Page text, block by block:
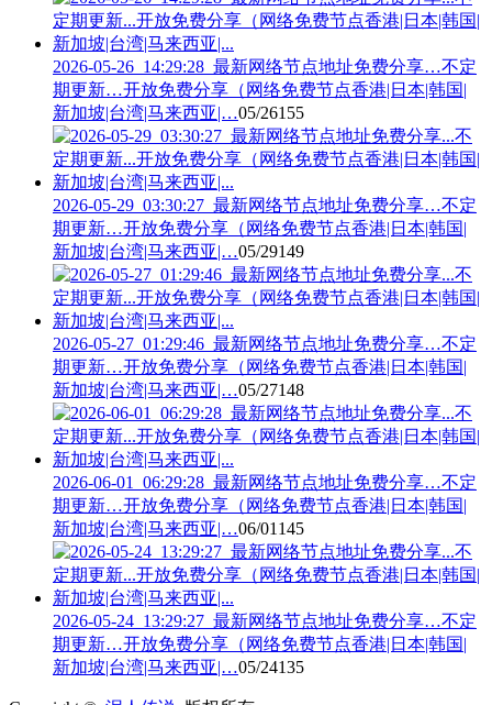
2026-05-26_14:29:28_最新网络节点地址免费分享…不定
期更新…开放免费分享（网络免费节点香港|日本|韩国|
新加坡|台湾|马来西亚|…05/26155
2026-05-29_03:30:27_最新网络节点地址免费分享…不定
期更新…开放免费分享（网络免费节点香港|日本|韩国|
新加坡|台湾|马来西亚|…05/29149
2026-05-27_01:29:46_最新网络节点地址免费分享…不定
期更新…开放免费分享（网络免费节点香港|日本|韩国|
新加坡|台湾|马来西亚|…05/27148
2026-06-01_06:29:28_最新网络节点地址免费分享…不定
期更新…开放免费分享（网络免费节点香港|日本|韩国|
新加坡|台湾|马来西亚|…06/01 145
2026-05-24_13:29:27_最新网络节点地址免费分享…不定
期更新…开放免费分享（网络免费节点香港|日本|韩国|
新加坡|台湾|马来西亚|…05/24135